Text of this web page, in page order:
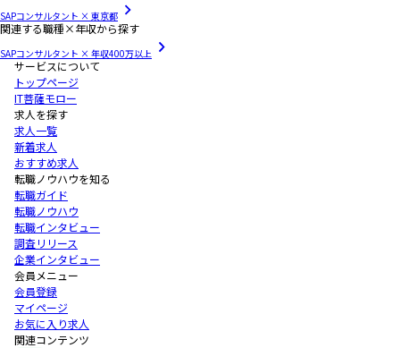
SAPコンサルタント × 東京都
関連する職種×年収から探す
SAPコンサルタント × 年収400万以上
サービスについて
トップページ
IT菩薩モロー
求人を探す
求人一覧
新着求人
おすすめ求人
転職ノウハウを知る
転職ガイド
転職ノウハウ
転職インタビュー
調査リリース
企業インタビュー
会員メニュー
会員登録
マイページ
お気に入り求人
関連コンテンツ